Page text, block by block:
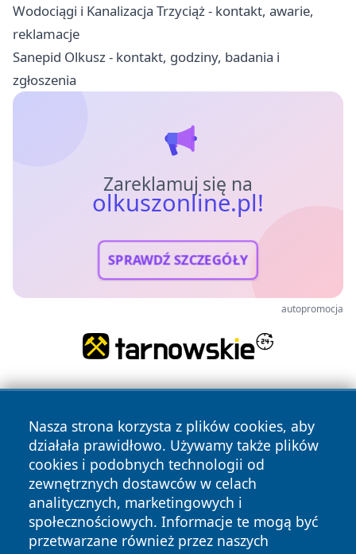
Wodociągi i Kanalizacja Trzyciąż - kontakt, awarie,
reklamacje
Sanepid Olkusz - kontakt, godziny, badania i
zgłoszenia
Zareklamuj się na
olkuszonline.pl!
SPRAWDŹ SZCZEGÓŁY
autopromocja
Nasza strona korzysta z plików cookies, aby
działała prawidłowo. Używamy także plików
cookies i podobnych technologii od
zewnętrznych dostawców w celach
analitycznych, marketingowych i
społecznościowych. Informacje te mogą być
przetwarzane również przez naszych
Copyright © 2026 olkuszonline.pl Wszystkie prawa
zastrzeżone.